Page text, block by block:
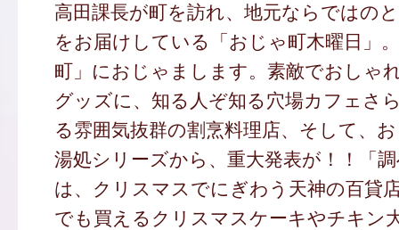
高田課長が町を訪れ、地元ならではの
をお届けしている「おじゃ町木曜日」
町」におじゃまします。素敵でおしゃ
グッズに、知る人ぞ知る穴場カフェさ
る雰囲気抜群の割烹料理店、そして、
湯処シリーズから、重大発表が！！「
は、クリスマスでにぎわう天神の百貸
でも買えるクリスマスケーキやチキン